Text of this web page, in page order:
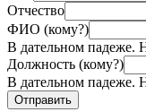
Отчество
ФИО (кому?)
В дательном падеже.
Должность (кому?)
В дательном падеже.
Отправить